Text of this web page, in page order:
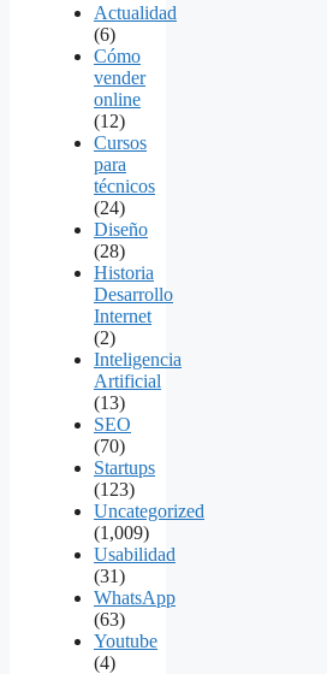
Actualidad
(6)
Cómo
vender
online
(12)
Cursos
para
técnicos
(24)
Diseño
(28)
Historia
Desarrollo
Internet
(2)
Inteligencia
Artificial
(13)
SEO
(70)
Startups
(123)
Uncategorized
(1,009)
Usabilidad
(31)
WhatsApp
(63)
Youtube
(4)